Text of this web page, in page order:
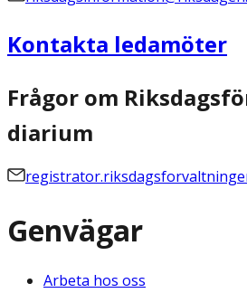
Kontakta ledamöter
Frågor om
diarium
Genvägar
Arbeta hos oss